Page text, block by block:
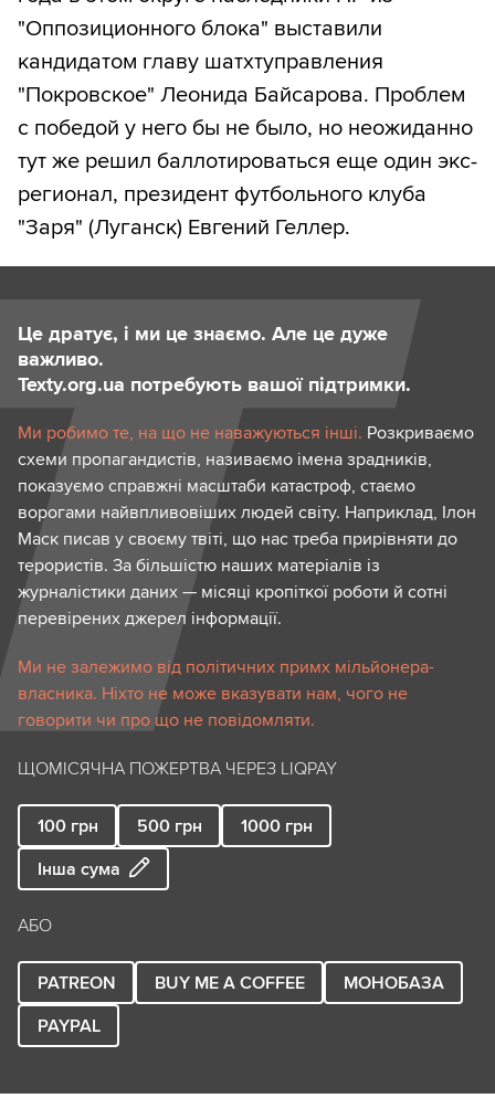
"Оппозиционного блока" выставили
кандидатом главу шатхтуправления
"Покровское" Леонида Байсарова. Проблем
с победой у него бы не было, но неожиданно
тут же решил баллотироваться еще один экс-
регионал, президент футбольного клуба
"Заря" (Луганск) Евгений Геллер.
Це дратує, і ми це знаємо. Але це дуже
важливо.
Texty.org.ua потребують вашої підтримки.
Ми робимо те, на що не наважуються інші. Розкриваємо
схеми пропагандистів, називаємо імена зрадників,
показуємо справжні масштаби катастроф, стаємо
ворогами найвпливовіших людей світу. Наприклад, Ілон
Маск писав у своєму твіті, що нас треба прирівняти до
терористів. За більшістю наших матеріалів із
журналістики даних — місяці кропіткої роботи й сотні
перевірених джерел інформації.
Ми не залежимо від політичних примх мільйонера-
власника. Ніхто не може вказувати нам, чого не
говорити чи про що не повідомляти.
ЩОМІСЯЧНА ПОЖЕРТВА ЧЕРЕЗ LIQPAY
100 грн 500 грн 1000 грн
Інша сума
АБО
PATREON BUY ME A COFFEE
МОНОБАЗА
PAYPAL